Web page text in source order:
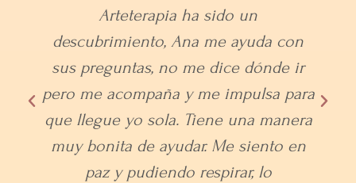
regularmente, de forma individual y
también grupal , que por cierto son
muy interesantes porque conoces a
otras personas con gustos similares.
Puedo decir que las sesiones de
Arteterapia me encantan porque Ana
tiene la habilidad de sacar lo mejor de